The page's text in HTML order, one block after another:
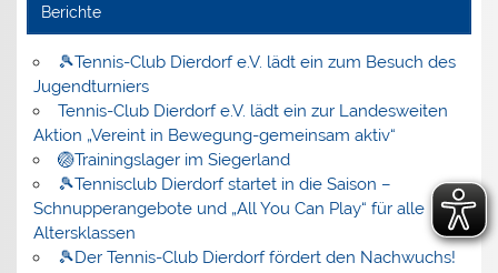
Berichte
🎾Tennis-Club Dierdorf e.V. lädt ein zum Besuch des
Jugendturniers
Tennis-Club Dierdorf e.V. lädt ein zur Landesweiten
Aktion „Vereint in Bewegung-gemeinsam aktiv“
🏐Trainingslager im Siegerland
🎾Tennisclub Dierdorf startet in die Saison –
Schnupperangebote und „All You Can Play“ für alle
Altersklassen
🎾Der Tennis-Club Dierdorf fördert den Nachwuchs!